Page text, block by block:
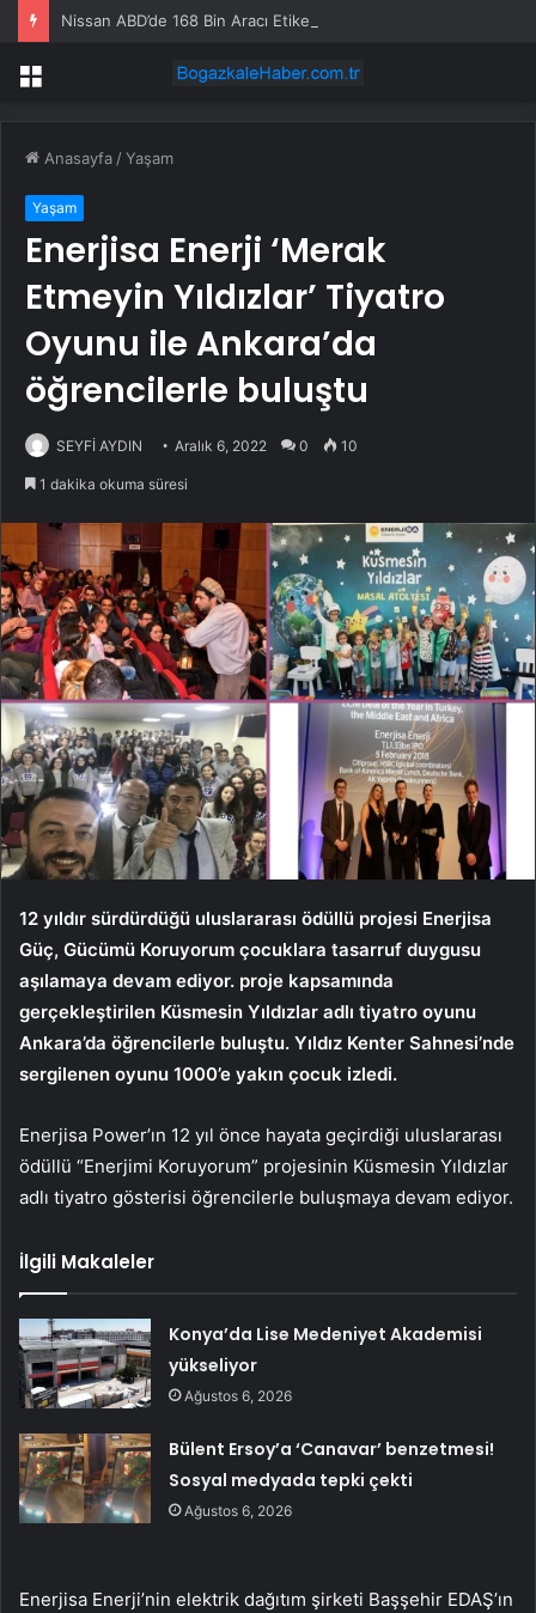
Menü
Anasayfa /Yaşam
Yaşam
Enerjisa Enerji ‘Merak
Etmeyin Yıldızlar’ Tiyatro
Oyunu ile Ankara’da
öğrencilerle buluştu
SEYFİ AYDIN Aralık 6, 2022 0 10
1 dakika okuma süresi
12 yıldır sürdürdüğü uluslararası ödüllü projesi Enerjisa
Güç, Gücümü Koruyorum çocuklara tasarruf duygusu
aşılamaya devam ediyor. proje kapsamında
gerçekleştirilen Küsmesin Yıldızlar adlı tiyatro oyunu
Ankara’da öğrencilerle buluştu. Yıldız Kenter Sahnesi’nde
sergilenen oyunu 1000’e yakın çocuk izledi.
Enerjisa Power’ın 12 yıl önce hayata geçirdiği uluslararası
ödüllü “Enerjimi Koruyorum” projesinin Küsmesin Yıldızlar
adlı tiyatro gösterisi öğrencilerle buluşmaya devam ediyor.
İlgili Makaleler
Konya’da Lise Medeniyet Akademisi
yükseliyor
Ağustos 6, 2026
Bülent Ersoy’a ‘Canavar’ benzetmesi!
Sosyal medyada tepki çekti
Ağustos 6, 2026
Enerjisa Enerji’nin elektrik dağıtım şirketi Başşehir EDAŞ’ın